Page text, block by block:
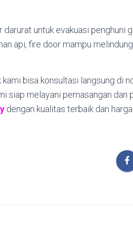
darurat untuk evakuasi penghuni
api, fire door mampu
bisa konsultasi langsung di
siap melayani pemasangan dan
dengan kualitas terbaik dan harga